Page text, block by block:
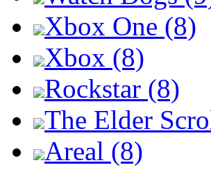
Xbox One (8)
Xbox (8)
Rockstar (8)
The Elder
Areal (8)